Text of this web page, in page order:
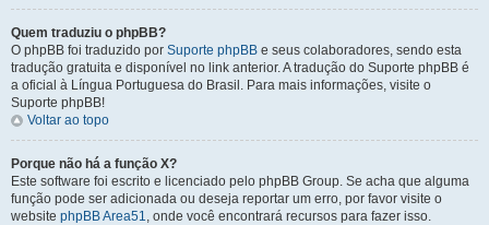
Quem traduziu o phpBB?
O phpBB foi traduzido por Suporte phpBB e seus colaboradores, sendo esta
tradução gratuita e disponível no link anterior. A tradução do Suporte phpBB é
a oficial à Língua Portuguesa do Brasil. Para mais informações, visite o
Suporte phpBB!
Voltar ao topo
Porque não há a função X?
Este software foi escrito e licenciado pelo phpBB Group. Se acha que alguma
função pode ser adicionada ou deseja reportar um erro, por favor visite o
website phpBB Area51, onde você encontrará recursos para fazer isso.